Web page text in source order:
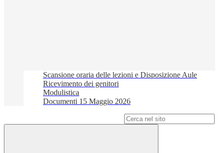
Scansione oraria delle lezioni e Disposizione Aule
Ricevimento dei genitori
Modulistica
Documenti 15 Maggio 2026